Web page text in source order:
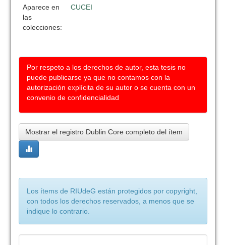
Aparece en
las
colecciones:
CUCEI
Por respeto a los derechos de autor, esta tesis no
puede publicarse ya que no contamos con la
autorización explícita de su autor o se cuenta con un
convenio de confidencialidad
Mostrar el registro Dublin Core completo del ítem
Los ítems de RIUdeG están protegidos por copyright,
con todos los derechos reservados, a menos que se
indique lo contrario.